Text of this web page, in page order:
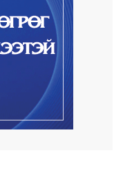
20 хэм дулаан
үйлчлэх